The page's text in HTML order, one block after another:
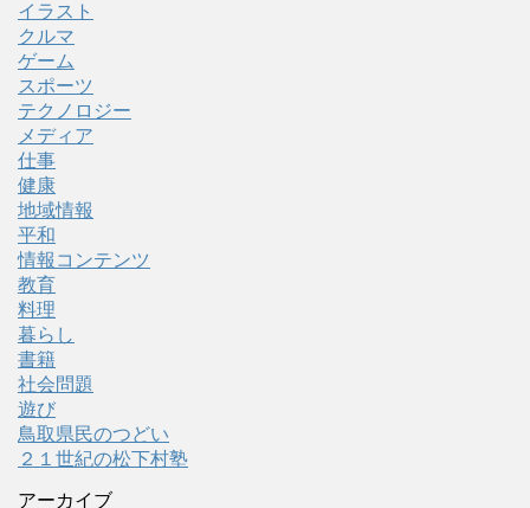
イラスト
クルマ
ゲーム
スポーツ
テクノロジー
メディア
仕事
健康
地域情報
平和
情報コンテンツ
教育
料理
暮らし
書籍
社会問題
遊び
鳥取県民のつどい
２１世紀の松下村塾
アーカイブ